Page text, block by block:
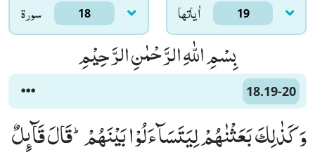
سورۃ 18 اٰياتها 19
بِسْمِ اللّٰهِ الرَّحْمٰنِ الرَّحِیْمِ
18.19-20
وَ كَذٰلِكَ بَعَثْنٰهُمْ لِیَتَسَآءَلُوْا بَیْنَهُمْؕ-قَالَ قَآىٕلٌ